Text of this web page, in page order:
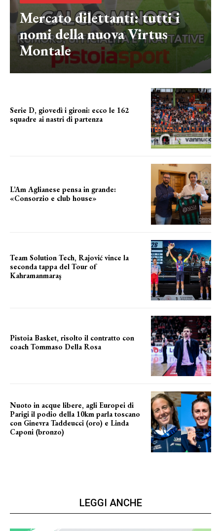
Mercato dilettanti: tutti i
nomi della nuova Virtus
Montale
Serie D, giovedì i gironi: ecco le 162
squadre ai nastri di partenza
L’Am Aglianese pensa in grande:
«Consorzio e club house»
Team Solution Tech, Rajović vince la
seconda tappa del Tour of
Kahramanmaraş
Pistoia Basket, risolto il contratto con
coach Tommaso Della Rosa
Nuoto in acque libere, agli Europei di
Parigi il podio della 10km parla toscano
con Ginevra Taddeucci (oro) e Linda
Caponi (bronzo)
LEGGI ANCHE